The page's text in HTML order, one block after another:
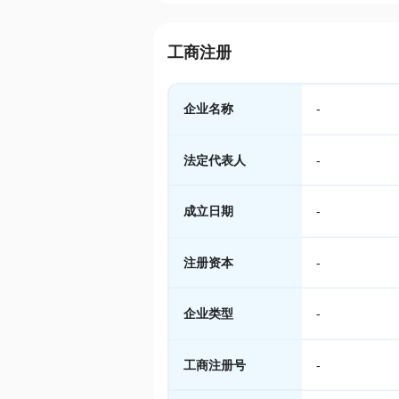
工商注册
企业名称 -
法定代表人 -
成立日期 -
注册资本 -
企业类型 -
工商注册号 -